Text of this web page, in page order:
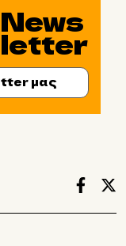
News
letter
μας